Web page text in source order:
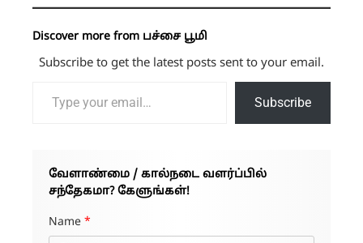
Discover more from பச்சை பூமி
Subscribe to get the latest posts sent to your email.
Subscribe
வேளாண்மை / கால்நடை வளர்ப்பில்
சந்தேகமா? கேளுங்கள்!
Name *